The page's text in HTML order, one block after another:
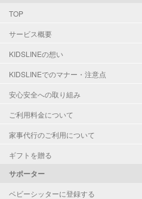
TOP
サービス概要
KIDSLINEの想い
KIDSLINEでのマナー・注意点
安心安全への取り組み
ご利用料金について
家事代行のご利用について
ギフトを贈る
サポーター
ベビーシッターに登録する